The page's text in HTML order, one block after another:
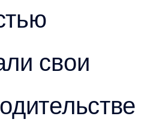
свои